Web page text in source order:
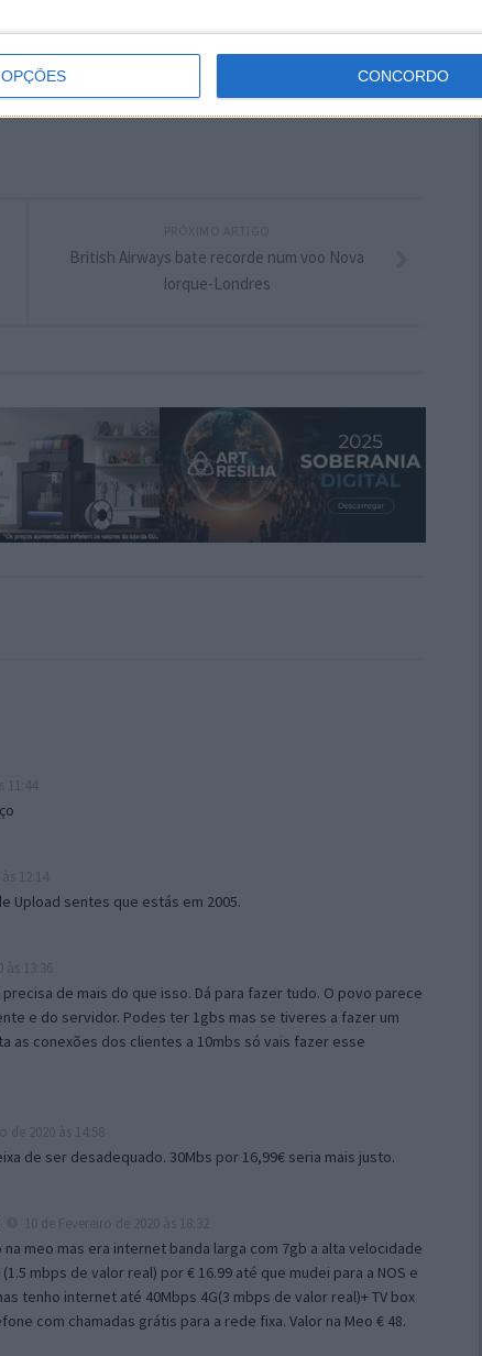
CONCORDO
Autor:Pedro Pinto
British Airways bate recorde num voo Nova
Iorque-Londres
Upload sentes que estás em 2005.
de mais do que isso. Dá para fazer tudo. O povo parece
e do servidor. Podes ter 1gbs mas se tiveres a fazer um
as conexões dos clientes a 10mbs só vais fazer esse
de ser desadequado. 30Mbs por 16,99€ seria mais justo.
na meo mas era internet banda larga com 7gb a alta velocidade
(1.5 mbps de valor real) por € 16.99 até que mudei para a NOS e
tenho internet até 40Mbps 4G(3 mbps de valor real)+ TV box
com chamadas grátis para a rede fixa. Valor na Meo € 48.